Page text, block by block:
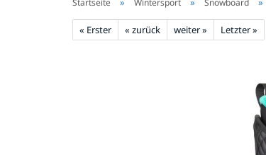
Startseite Wintersport Snowboard
« Erster « zurück weiter » Letzter »